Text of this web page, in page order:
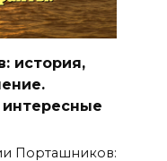
история,
Порташников: